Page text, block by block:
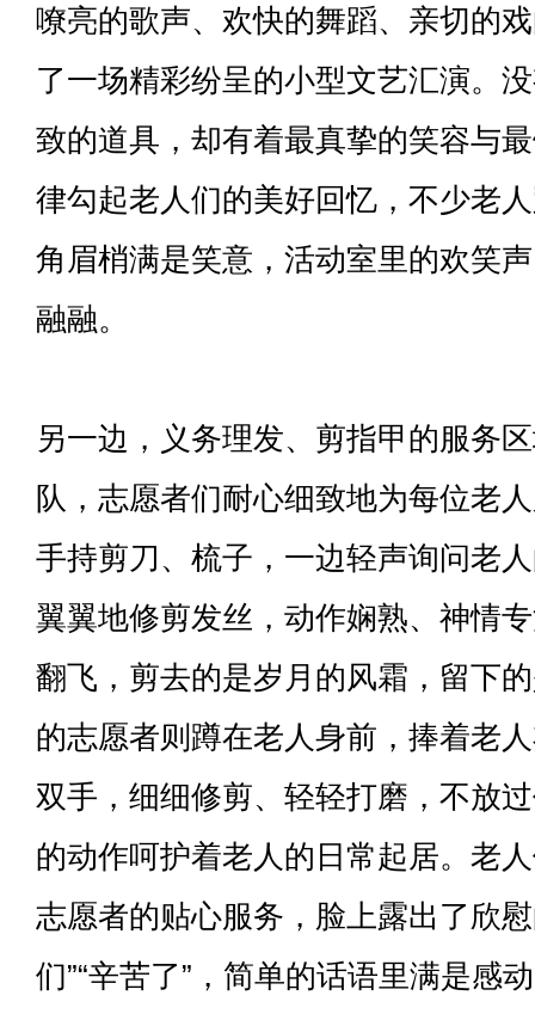
嘹亮的歌声、欢快的舞蹈、亲切的
了一场精彩纷呈的小型文艺汇演。
致的道具，却有着最真挚的笑容与
律勾起老人们的美好回忆，不少老
角眉梢满是笑意，活动室里的欢笑
融融。
另一边，义务理发、剪指甲的服务
队，志愿者们耐心细致地为每位老
手持剪刀、梳子，一边轻声询问老
翼翼地修剪发丝，动作娴熟、神情
翻飞，剪去的是岁月的风霜，留下
的志愿者则蹲在老人身前，捧着老
双手，细细修剪、轻轻打磨，不放
的动作呵护着老人的日常起居。老
志愿者的贴心服务，脸上露出了欣
们”“辛苦了”，简单的话语里满是感